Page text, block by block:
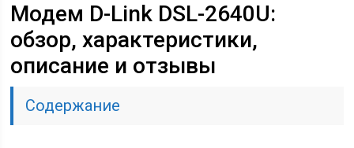
Модем D-Link DSL-2640U:
обзор, характеристики,
описание и отзывы
Содержание